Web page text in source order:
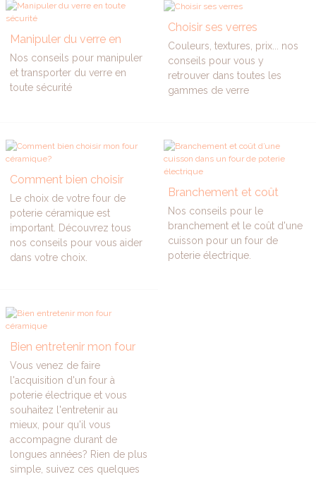
Manipuler du verre en
toute sécurité
Nos conseils pour manipuler
et transporter du verre en
toute sécurité
Choisir ses verres
Couleurs, textures, prix... nos
conseils pour vous y
retrouver dans toutes les
gammes de verre
Comment bien choisir
mon four céramique?
Le choix de votre four de
poterie céramique est
important. Découvrez tous
nos conseils pour vous aider
dans votre choix.
Branchement et coût
d’une cuisson dans un four
de poterie électrique
Nos conseils pour le
branchement et le coût d'une
cuisson pour un four de
poterie électrique.
Bien entretenir mon four
céramique
Vous venez de faire
l'acquisition d'un four à
poterie électrique et vous
souhaitez l'entretenir au
mieux, pour qu'il vous
accompagne durant de
longues années? Rien de plus
simple, suivez ces quelques